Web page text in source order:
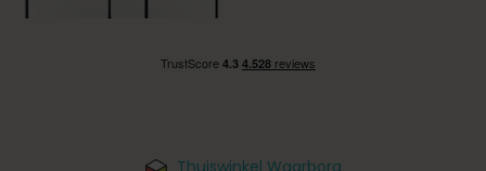
Thuiswinkel Waarborg